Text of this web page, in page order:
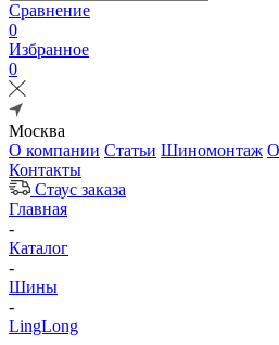
Сравнение
0
Избранное
0
Москва
О компании Статьи Шиномонтаж
Контакты
Стаус заказа
Главная
-
Каталог
-
Шины
-
LingLong